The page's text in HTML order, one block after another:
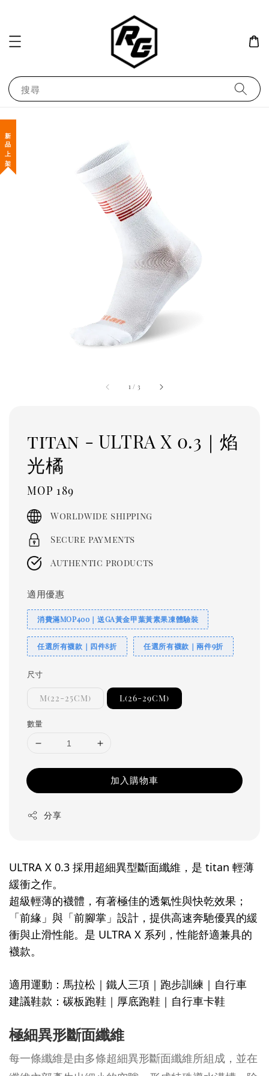
搜尋
1 / 3
新 品 上 架
titan - ULTRA X 0.3｜焰
光橘
Regular
price
MOP 189
Worldwide shipping
Secure payments
Authentic products
適用優惠
消費滿MOP400｜送GA黃金甲葉黃素果凍體驗裝
任選所有襪款｜四件8折 任選所有襪款｜兩件9折
尺寸
M(22-25CM) L(26-29CM)
數量
加入購物車
分享
ULTRA X 0.3 採用超細異型斷面纖維，是 titan 輕薄
緩衝之作。
超級輕薄的襪體，有著極佳的透氣性與快乾效果；
「前緣」與「前腳掌」設計，提供高速奔馳優異的緩
衝與止滑性能。是 ULTRA X 系列，性能舒適兼具的
襪款。
適用運動：馬拉松｜鐵人三項｜跑步訓練｜自行車
建議鞋款：碳板跑鞋｜厚底跑鞋｜自行車卡鞋
極細異形斷面纖維
每一條纖維是由多條超細異形斷面纖維所組成，並在